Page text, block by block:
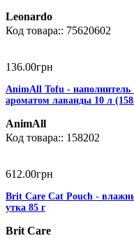
Leonardo
75620602
136.00грн
AnimAll Тоfu -
ароматом лаванды 10 л
AnimAll
158202
612.00грн
Brit Care Cat Pouch -
утка 85 г
Brit Care